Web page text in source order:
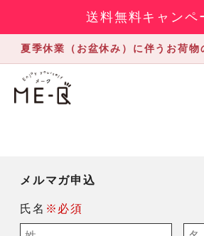
送料無料キャンペ
夏季休業（お盆休み）に伴うお荷
メルマガ申込
氏名 ※必須